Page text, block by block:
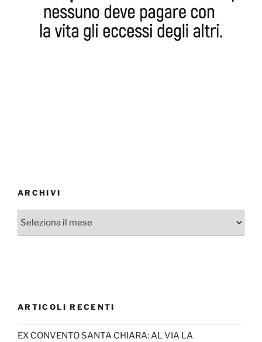
ARCHIVI
ARTICOLI RECENTI
EX CONVENTO SANTA CHIARA: AL VIA LA